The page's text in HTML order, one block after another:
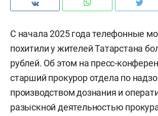
С начала 2025 года телефонные
похитили у жителей Татарстана
рублей. Об этом на пресс-
старший прокурор отдела по
производством дознания и
разыскной деятельностью